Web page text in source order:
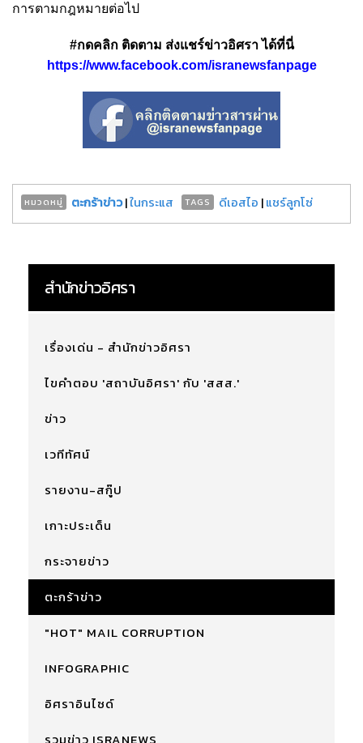
การตามกฎหมายต่อไป
#กดคลิก ติดตาม ส่งแชร์ข่าวอิศรา ได้ที่นี่
https://www.facebook.com/isranewsfanpage
หมวดหมู่ ตะกร้าข่าว|ในกระแส TAGS ดีเอสไอ |แชร์ลูกโซ่
สำนักข่าวอิศรา
เรื่องเด่น - สำนักข่าวอิศรา
ไขคำตอบ 'สถาบันอิศรา' กับ 'สสส.'
ข่าว
เวทีทัศน์
รายงาน-สกู๊ป
เกาะประเด็น
กระจายข่าว
ตะกร้าข่าว
"HOT" MAIL CORRUPTION
INFOGRAPHIC
อิศราอินไซด์
รวมข่าว ISRANEWS